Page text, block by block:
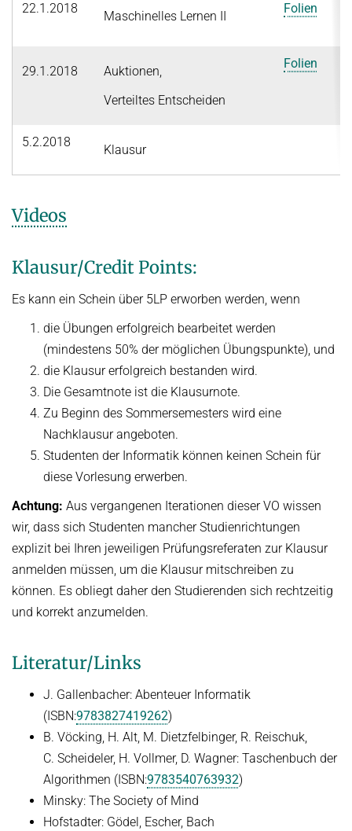
22.1.2018
Maschinelles Lernen II
Folien
29.1.2018
Auktionen,
Verteiltes Entscheiden
Folien
5.2.2018
Klausur
Videos
Klausur/Credit Points:
Es kann ein Schein über 5LP erworben werden, wenn
die Übungen erfolgreich bearbeitet werden
(mindestens 50% der möglichen Übungspunkte), und
die Klausur erfolgreich bestanden wird.
Die Gesamtnote ist die Klausurnote.
Zu Beginn des Sommersemesters wird eine
Nachklausur angeboten.
Studenten der Informatik können keinen Schein für
diese Vorlesung erwerben.
Achtung: Aus vergangenen Iterationen dieser VO wissen
wir, dass sich Studenten mancher Studienrichtungen
explizit bei Ihren jeweiligen Prüfungsreferaten zur Klausur
anmelden müssen, um die Klausur mitschreiben zu
können. Es obliegt daher den Studierenden sich rechtzeitig
und korrekt anzumelden.
Literatur/Links
J. Gallenbacher: Abenteuer Informatik
(ISBN:9783827419262)
B. Vöcking, H. Alt, M. Dietzfelbinger, R. Reischuk,
C. Scheideler, H. Vollmer, D. Wagner: Taschenbuch der
Algorithmen (ISBN:9783540763932)
Minsky: The Society of Mind
Hofstadter: Gödel, Escher, Bach